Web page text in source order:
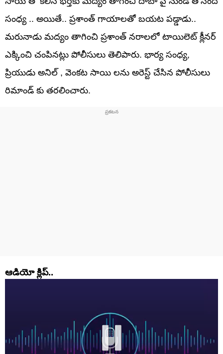
సంధ్య .. అయితే.. ప్రశాంత్ గాయాలతో బయట పడ్డాడు..
మరునాడు మద్యం తాగించి ప్రశాంత్ నరాలలో టాయిలెట్ క్లీనర్
ఎక్కించి చంపినట్లు పోలీసులు తెలిపారు. భార్య సంధ్య,
ప్రియుడు అనిల్ , వెంకట సాయి లను అరెస్ట్ చేసిన పోలీసులు
రిమాండ్ కు తరలించారు.
ఆడియో క్లిప్..